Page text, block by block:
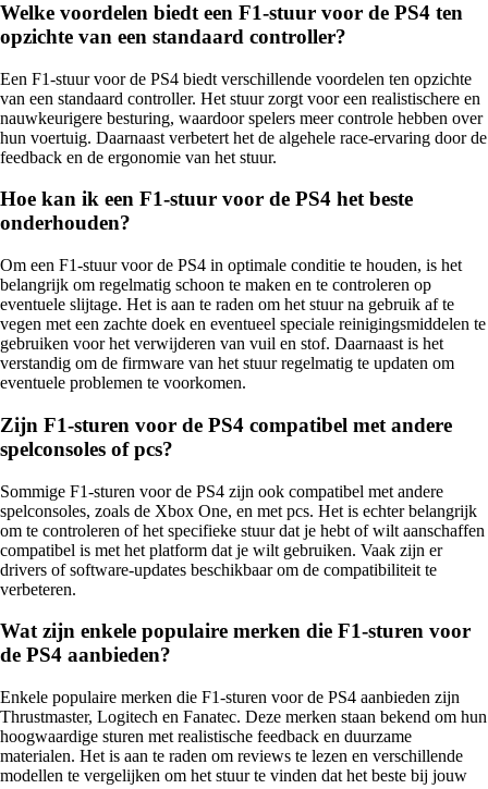
Welke voordelen biedt een F1-stuur voor de PS4 ten
opzichte van een standaard controller?
Een F1-stuur voor de PS4 biedt verschillende voordelen ten opzichte
van een standaard controller. Het stuur zorgt voor een realistischere en
nauwkeurigere besturing, waardoor spelers meer controle hebben over
hun voertuig. Daarnaast verbetert het de algehele race-ervaring door de
feedback en de ergonomie van het stuur.
Hoe kan ik een F1-stuur voor de PS4 het beste
onderhouden?
Om een F1-stuur voor de PS4 in optimale conditie te houden, is het
belangrijk om regelmatig schoon te maken en te controleren op
eventuele slijtage. Het is aan te raden om het stuur na gebruik af te
vegen met een zachte doek en eventueel speciale reinigingsmiddelen te
gebruiken voor het verwijderen van vuil en stof. Daarnaast is het
verstandig om de firmware van het stuur regelmatig te updaten om
eventuele problemen te voorkomen.
Zijn F1-sturen voor de PS4 compatibel met andere
spelconsoles of pcs?
Sommige F1-sturen voor de PS4 zijn ook compatibel met andere
spelconsoles, zoals de Xbox One, en met pcs. Het is echter belangrijk
om te controleren of het specifieke stuur dat je hebt of wilt aanschaffen
compatibel is met het platform dat je wilt gebruiken. Vaak zijn er
drivers of software-updates beschikbaar om de compatibiliteit te
verbeteren.
Wat zijn enkele populaire merken die F1-sturen voor
de PS4 aanbieden?
Enkele populaire merken die F1-sturen voor de PS4 aanbieden zijn
Thrustmaster, Logitech en Fanatec. Deze merken staan bekend om hun
hoogwaardige sturen met realistische feedback en duurzame
materialen. Het is aan te raden om reviews te lezen en verschillende
modellen te vergelijken om het stuur te vinden dat het beste bij jouw